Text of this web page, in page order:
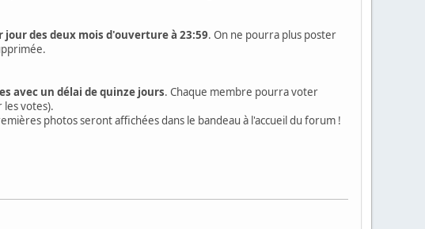
des deux mois d'ouverture à 23:59. On ne pourra plus poster
avec un délai de quinze jours. Chaque membre pourra voter
votes).
photos seront affichées dans le bandeau à l'accueil du forum !